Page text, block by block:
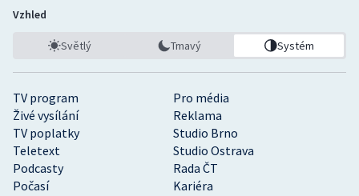
TV program
Pro média
Živé vysílání
Reklama
TV poplatky
Studio Brno
Teletext
Studio Ostrava
Podcasty
Rada ČT
Počasí
Kariéra
Vzhled
Světlý Tmavý Systém